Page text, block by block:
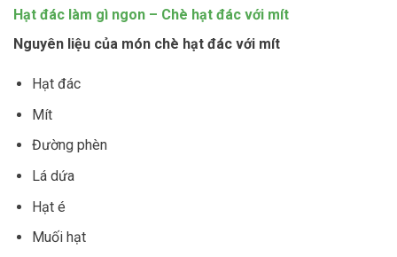
Hạt đác làm gì ngon – Chè hạt đác với mít
Nguyên liệu của món chè hạt đác với mít
Hạt đác
Mít
Đường phèn
Lá dứa
Hạt é
Muối hạt